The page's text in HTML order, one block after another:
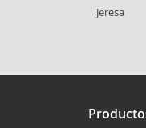
Jeresa